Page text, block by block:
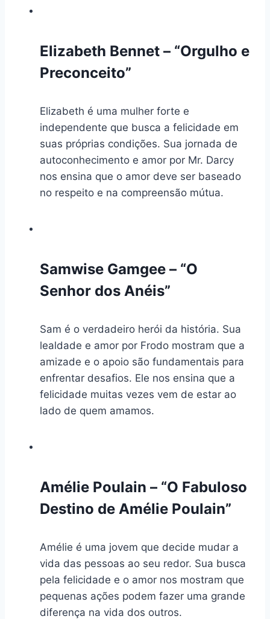
Elizabeth Bennet – “Orgulho e
Preconceito”
Elizabeth é uma mulher forte e
independente que busca a felicidade em
suas próprias condições. Sua jornada de
autoconhecimento e amor por Mr. Darcy
nos ensina que o amor deve ser baseado
no respeito e na compreensão mútua.
Samwise Gamgee – “O
Senhor dos Anéis”
Sam é o verdadeiro herói da história. Sua
lealdade e amor por Frodo mostram que a
amizade e o apoio são fundamentais para
enfrentar desafios. Ele nos ensina que a
felicidade muitas vezes vem de estar ao
lado de quem amamos.
Amélie Poulain – “O Fabuloso
Destino de Amélie Poulain”
Amélie é uma jovem que decide mudar a
vida das pessoas ao seu redor. Sua busca
pela felicidade e o amor nos mostram que
pequenas ações podem fazer uma grande
diferença na vida dos outros.